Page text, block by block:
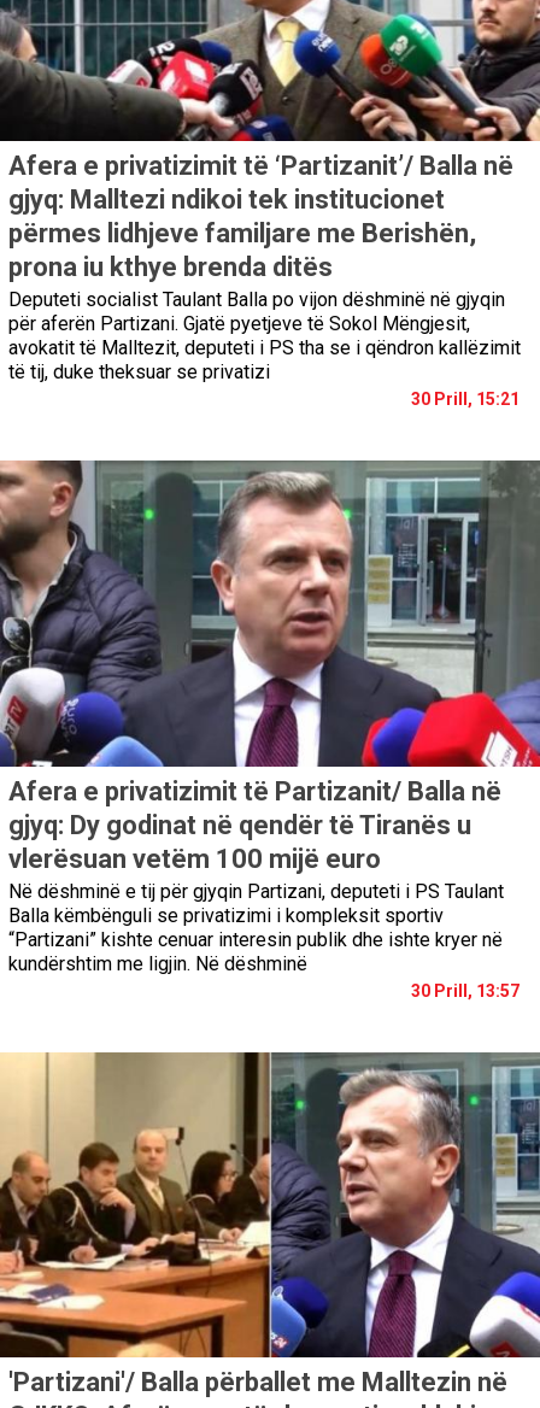
Afera e privatizimit të ‘Partizanit’/ Balla në
gjyq: Malltezi ndikoi tek institucionet
përmes lidhjeve familjare me Berishën,
prona iu kthye brenda ditës
Deputeti socialist Taulant Balla po vijon dëshminë në gjyqin
për aferën Partizani. Gjatë pyetjeve të Sokol Mëngjesit,
avokatit të Malltezit, deputeti i PS tha se i qëndron kallëzimit
të tij, duke theksuar se privatizi
30 Prill, 15:21
Afera e privatizimit të Partizanit/ Balla në
gjyq: Dy godinat në qendër të Tiranës u
vlerësuan vetëm 100 mijë euro
Në dëshminë e tij për gjyqin Partizani, deputeti i PS Taulant
Balla këmbënguli se privatizimi i kompleksit sportiv
“Partizani” kishte cenuar interesin publik dhe ishte kryer në
kundërshtim me ligjin. Në dëshminë
30 Prill, 13:57
'Partizani'/ Balla përballet me Malltezin në